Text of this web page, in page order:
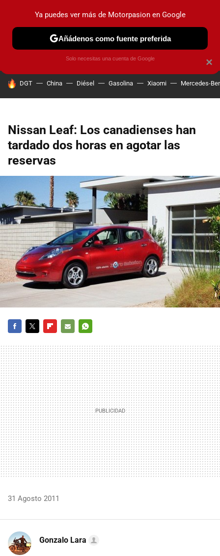
PRUEBAS COCHES ELÉCTRICOS OBSERVATORIO
HOY SE HABLA DE
DGT China Diésel Gasolina Xiaomi Mercedes-
Nissan Leaf: Los canadienses han
tardado dos horas en agotar las
reservas
MAIL
31 Agosto 2011
Gonzalo Lara
×
Ya puedes ver más de Motorpasion en Google
Añádenos como fuente preferida
Solo necesitas una cuenta de Google